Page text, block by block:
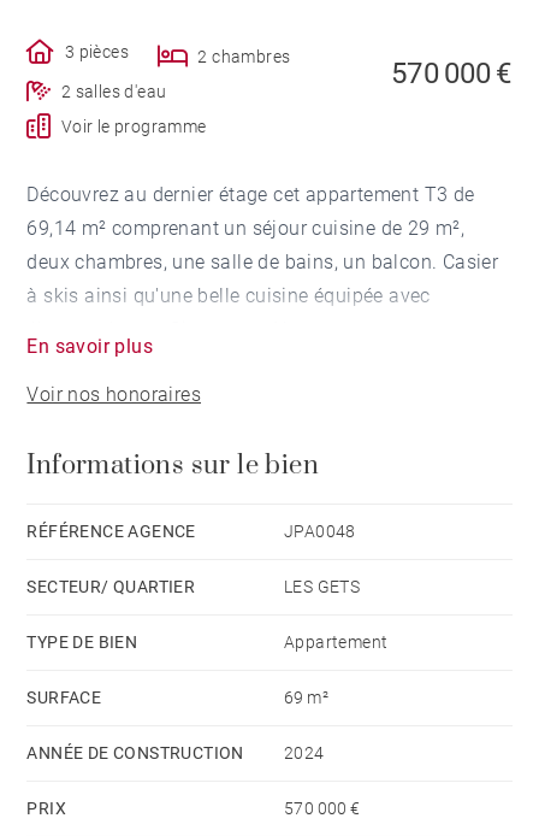
3 pièces
2 chambres
2 salles d'eau
Voir le programme
570 000 €
Découvrez au dernier étage cet appartement T3 de
69,14 m² comprenant un séjour cuisine de 29 m²,
deux chambres, une salle de bains, un balcon. Casier
à skis ainsi qu'une belle cuisine équipée avec
En savoir plus
Voir nos honoraires
Informations sur le bien
RÉFÉRENCE AGENCE JPA0048
SECTEUR/ QUARTIER LES GETS
TYPE DE BIEN Appartement
SURFACE 69 m²
ANNÉE DE CONSTRUCTION 2024
PRIX 570 000 €